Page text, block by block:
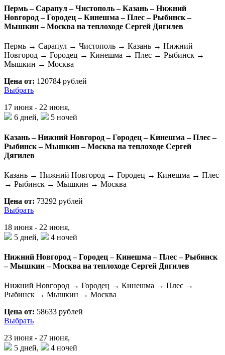
Пермь – Сарапул – Чистополь – Казань – Нижний
Новгород – Городец – Кинешма – Плес – Рыбинск –
Мышкин – Москва на теплоходе Сергей Дягилев
Пермь → Сарапул → Чистополь → Казань → Нижний
Новгород → Городец → Кинешма → Плес → Рыбинск →
Мышкин → Москва
Цена от: 120784 рублей
Выбрать
17 июня - 22 июня,
6 дней,
5 ночей
Казань – Нижний Новгород – Городец – Кинешма – Плес –
Рыбинск – Мышкин – Москва на теплоходе Сергей
Дягилев
Казань → Нижний Новгород → Городец → Кинешма → Плес
→ Рыбинск → Мышкин → Москва
Цена от: 73292 рублей
Выбрать
18 июня - 22 июня,
5 дней,
4 ночей
Нижний Новгород – Городец – Кинешма – Плес – Рыбинск
– Мышкин – Москва на теплоходе Сергей Дягилев
Нижний Новгород → Городец → Кинешма → Плес →
Рыбинск → Мышкин → Москва
Цена от: 58633 рублей
Выбрать
23 июня - 27 июня,
5 дней,
4 ночей